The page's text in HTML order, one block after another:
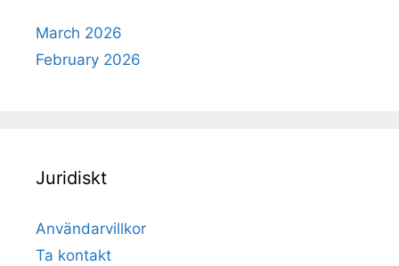
March 2026
February 2026
Juridiskt
Användarvillkor
Ta kontakt